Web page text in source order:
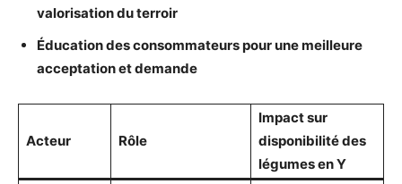
valorisation du terroir
Éducation des consommateurs pour une meilleure
acceptation et demande
Acteur Rôle
Impact sur
disponibilité des
légumes en Y